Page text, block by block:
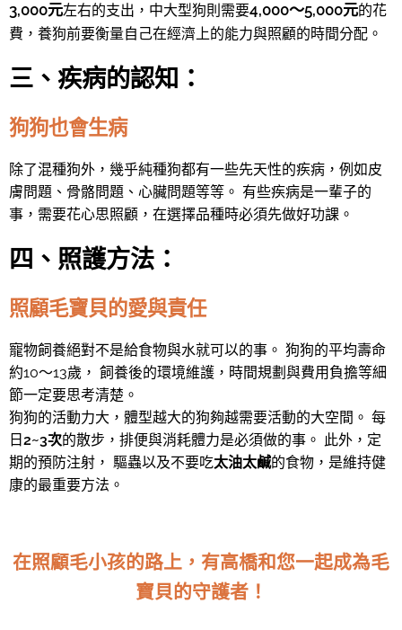
3,000元左右的支出，中大型狗則需要4,000～5,000元的花
費，養狗前要衡量自己在經濟上的能力與照顧的時間分配。
三、疾病的認知：
狗狗也會生病
除了混種狗外，幾乎純種狗都有一些先天性的疾病，例如皮
膚問題、骨骼問題、心臟問題等等。 有些疾病是一輩子的
事，需要花心思照顧，在選擇品種時必須先做好功課。
四、照護方法：
照顧毛寶貝的愛與責任
寵物飼養絕對不是給食物與水就可以的事。 狗狗的平均壽命
約10～13歲， 飼養後的環境維護，時間規劃與費用負擔等細
節一定要思考清楚。
狗狗的活動力大，體型越大的狗夠越需要活動的大空間。 每
日 2~3次的散步，排便與消耗體力是必須做的事。 此外，定
期的預防注射， 驅蟲以及不要吃太油太鹹的食物，是維持健
康的最重要方法。
在照顧毛小孩的路上，有高橋和您一起成為毛
寶貝的守護者！